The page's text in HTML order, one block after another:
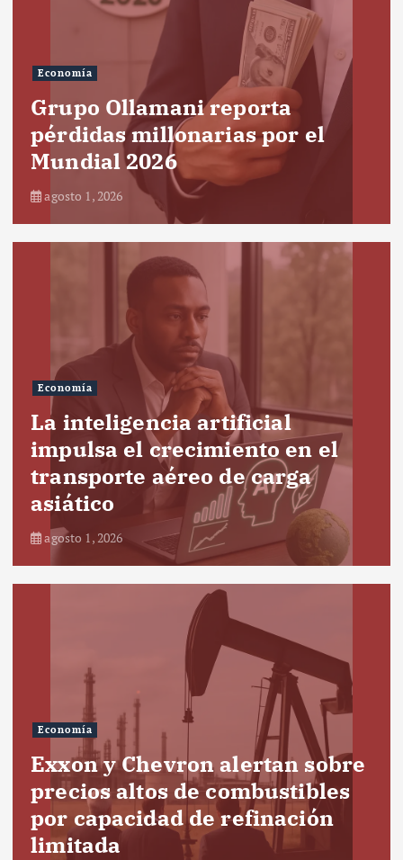
Economía
Grupo Ollamani reporta
pérdidas millonarias por el
Mundial 2026
agosto 1, 2026
Economía
La inteligencia artificial
impulsa el crecimiento en el
transporte aéreo de carga
asiático
agosto 1, 2026
Economía
Exxon y Chevron alertan sobre
precios altos de combustibles
por capacidad de refinación
limitada